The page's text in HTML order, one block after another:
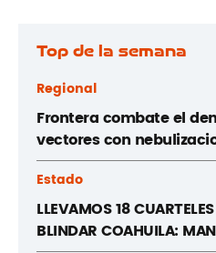
Top de la semana
Regional
Frontera combate el
vectores con
Estado
LLEVAMOS 18
BLINDAR COAHUILA: